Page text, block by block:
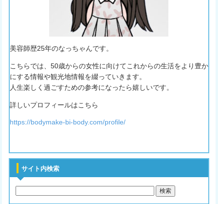
美容師歴25年のなっちゃんです。
こちらでは、50歳からの女性に向けてこれからの生活をより豊か
にする情報や観光地情報を綴っていきます。
人生楽しく過ごすための参考になったら嬉しいです。
詳しいプロフィールはこちら
https://bodymake-bi-body.com/profile/
サイト内検索